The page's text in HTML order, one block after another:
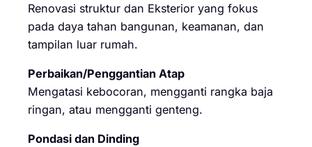
Renovasi struktur dan Eksterior yang fokus
pada daya tahan bangunan, keamanan, dan
tampilan luar rumah.
Perbaikan/Penggantian Atap
Mengatasi kebocoran, mengganti rangka baja
ringan, atau mengganti genteng.
Pondasi dan Dinding